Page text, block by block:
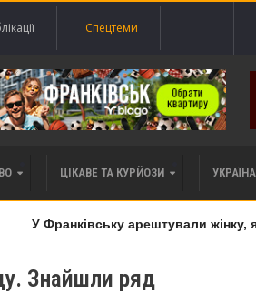
Спецтеми
ЦІКАВЕ ТА КУРЙОЗИ
У Франківську арештували жінку,
Знайшли ряд